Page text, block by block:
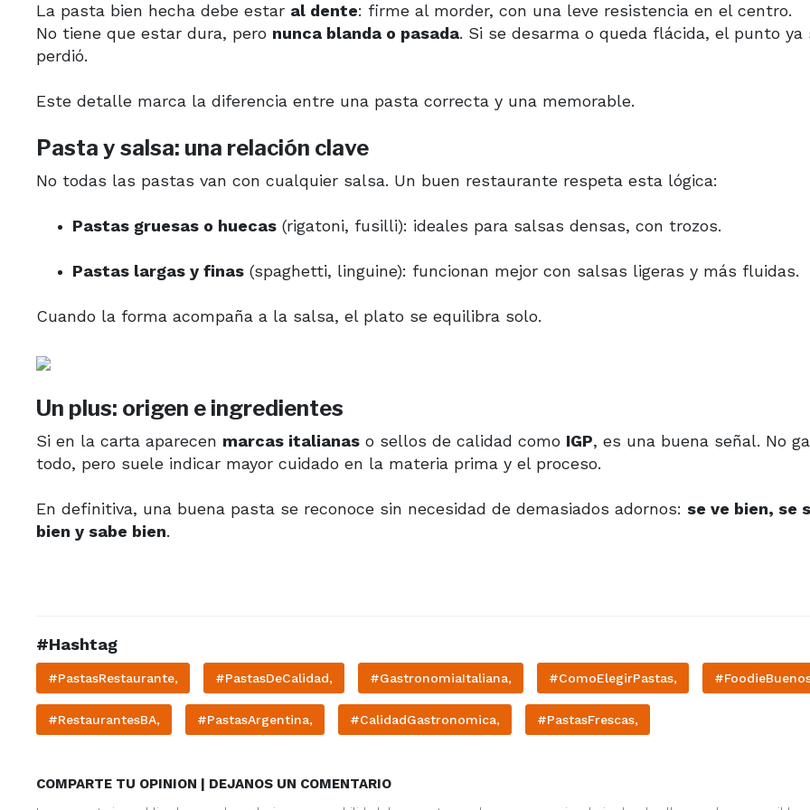
La pasta bien hecha debe estar al dente: firme al morder, con una leve resistencia en el centro.
No tiene que estar dura, pero nunca blanda o pasada. Si se desarma o queda flácida, el punto ya
perdió.
Este detalle marca la diferencia entre una pasta correcta y una memorable.
Pasta y salsa: una relación clave
No todas las pastas van con cualquier salsa. Un buen restaurante respeta esta lógica:
Pastas gruesas o huecas (rigatoni, fusilli): ideales para salsas densas, con trozos.
Pastas largas y finas (spaghetti, linguine): funcionan mejor con salsas ligeras y más fluidas.
Cuando la forma acompaña a la salsa, el plato se equilibra solo.
Un plus: origen e ingredientes
Si en la carta aparecen marcas italianas o sellos de calidad como IGP, es una buena señal. No
todo, pero suele indicar mayor cuidado en la materia prima y el proceso.
En definitiva, una buena pasta se reconoce sin necesidad de demasiados adornos: se ve bien, se
bien y sabe bien.
#Hashtag
#PastasRestaurante, #PastasDeCalidad, #GastronomiaItaliana, #ComoElegirPastas,
#RestaurantesBA, #PastasArgentina, #CalidadGastronomica, #PastasFrescas,
COMPARTE TU OPINION | DEJANOS UN COMENTARIO